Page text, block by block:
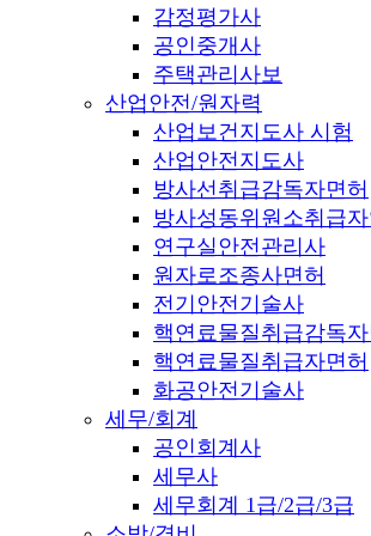
감정평가사
공인중개사
주택관리사보
산업안전/원자력
산업보건지도사 시험
산업안전지도사
방사선취급감독자면허
방사성동위원소취급
연구실안전관리사
원자로조종사면허
전기안전기술사
핵연료물질취급감독자
핵연료물질취급자면허
화공안전기술사
세무/회계
공인회계사
세무사
세무회계 1급/2급/3급